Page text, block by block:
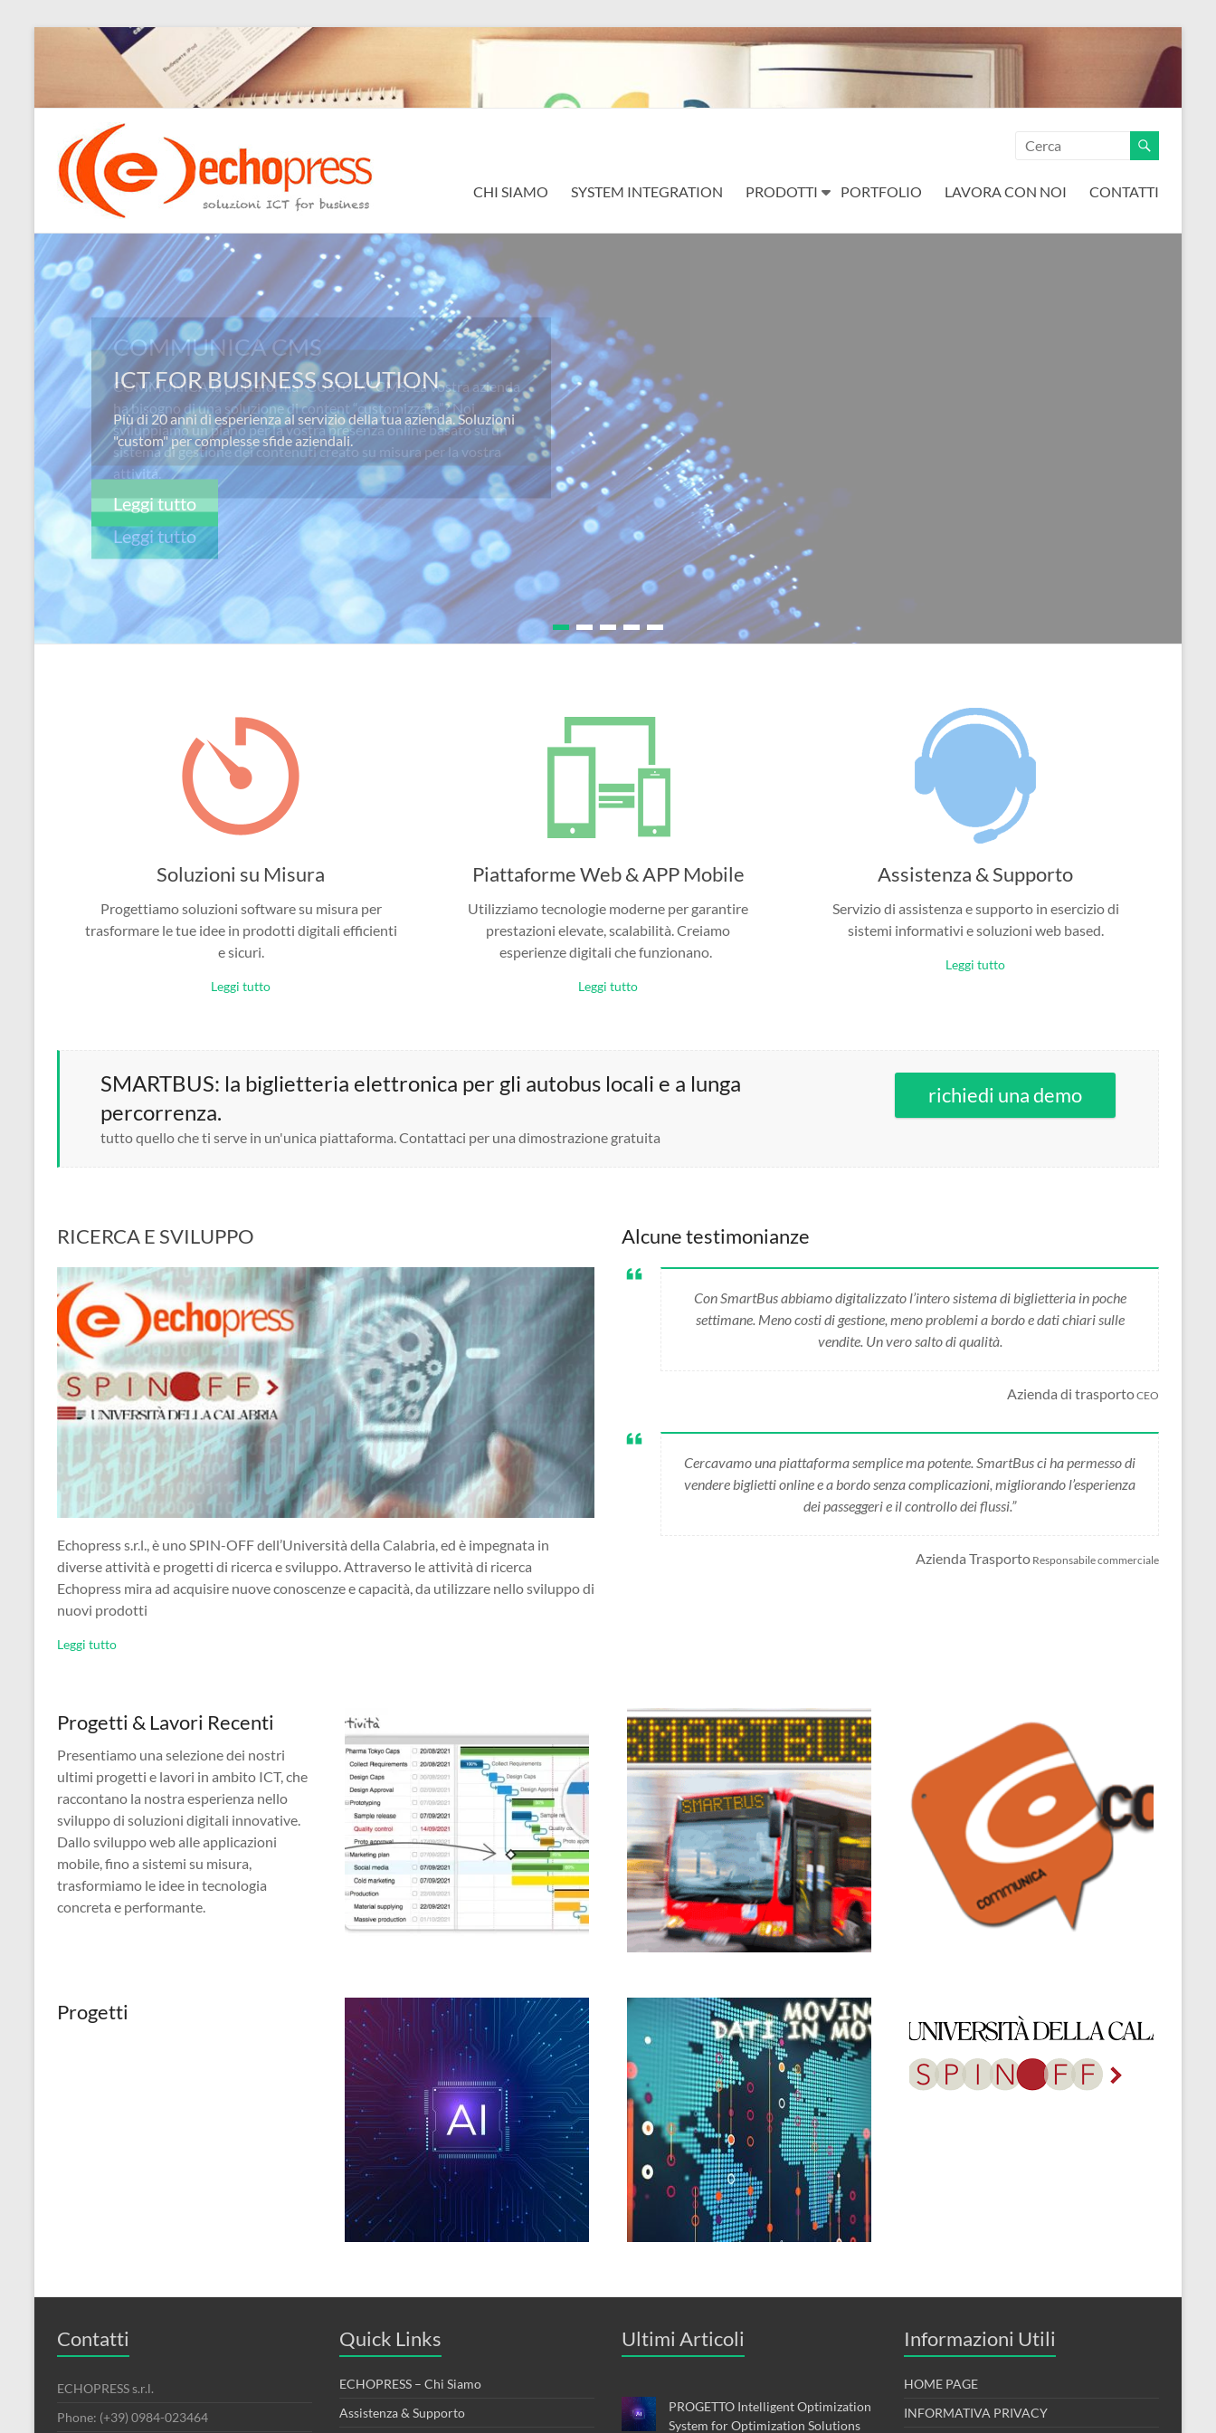
Echopress
s.r.l.
soluzioni
ICT
for
business
Ingegneri
per
passione
CHI SIAMO SYSTEM INTEGRATION PRODOTTI PORTFOLIO LAVORA CON NOI CONTATTI
COMMUNICA CMS
COMMUNICA la piattaforma “CUSTOM” CMS: La vostra azienda
ha bisogno di una soluzione di content “customizzata”? Noi
sviluppiamo un piano per la vostra presenza online basato su un
sistema di gestione dei contenuti creato su misura per la vostra
attivitá.
Leggi tutto
Soluzioni su Misura
Progettiamo soluzioni software su misura per
trasformare le tue idee in prodotti digitali efficienti
e sicuri.
Leggi tutto
Piattaforme Web & APP Mobile
Utilizziamo tecnologie moderne per garantire
prestazioni elevate, scalabilità. Creiamo
esperienze digitali che funzionano.
Leggi tutto
Assistenza & Supporto
Servizio di assistenza e supporto in esercizio di
sistemi informativi e soluzioni web based.
Leggi tutto
SMARTBUS: la biglietteria elettronica per gli autobus locali e a lunga
percorrenza.
tutto quello che ti serve in un'unica piattaforma. Contattaci per una dimostrazione gratuita
richiedi una demo
RICERCA E SVILUPPO
Echopress s.r.l., è uno SPIN-OFF dell’Università della Calabria, ed è impegnata in
diverse attività e progetti di ricerca e sviluppo. Attraverso le attività di ricerca
Echopress mira ad acquisire nuove conoscenze e capacità, da utilizzare nello sviluppo di
nuovi prodotti
Leggi tutto
Alcune testimonianze
Con SmartBus abbiamo digitalizzato l’intero sistema di biglietteria in poche
settimane. Meno costi di gestione, meno problemi a bordo e dati chiari sulle
vendite. Un vero salto di qualità.
Azienda di trasportoCEO
Cercavamo una piattaforma semplice ma potente. SmartBus ci ha permesso di
vendere biglietti online e a bordo senza complicazioni, migliorando l’esperienza
dei passeggeri e il controllo dei flussi.”
Azienda Trasporto Responsabile commerciale
Progetti & Lavori Recenti
Presentiamo una selezione dei nostri
ultimi progetti e lavori in ambito ICT, che
raccontano la nostra esperienza nello
sviluppo di soluzioni digitali innovative.
Dallo sviluppo web alle applicazioni
mobile, fino a sistemi su misura,
trasformiamo le idee in tecnologia
concreta e performante.
Progetti
Contatti
ECHOPRESS s.r.l.
Phone: (+39) 0984-023464
Quick Links
ECHOPRESS – Chi Siamo
Assistenza & Supporto
Ultimi Articoli
PROGETTO Intelligent Optimization
System for Optimization Solutions
Informazioni Utili
HOME PAGE
INFORMATIVA PRIVACY